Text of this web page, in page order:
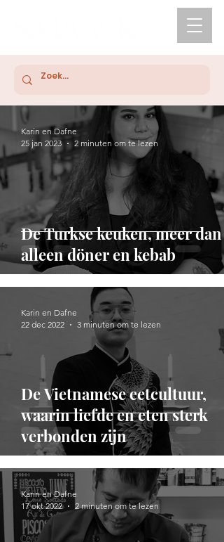
De Turkse keuken, meer dan
alleen döner en kebab
Karin en Dafne
25 jan 2023
2 minuten om te lezen
De Vietnamese eetcultuur,
waarin liefde en eten sterk
verbonden zijn
Karin en Dafne
22 dec 2022
3 minuten om te lezen
Karin en Dafne
17 okt 2022
2 minuten om te lezen